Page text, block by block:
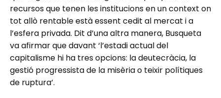
recursos que tenen les institucions en un context on
tot allò rentable està essent cedit al mercat i a
l’esfera privada. Dit d’una altra manera, Busqueta
va afirmar que davant ‘l’estadi actual del
capitalisme hi ha tres opcions: la deutecràcia, la
gestió progressista de la misèria o teixir polítiques
de ruptura’.